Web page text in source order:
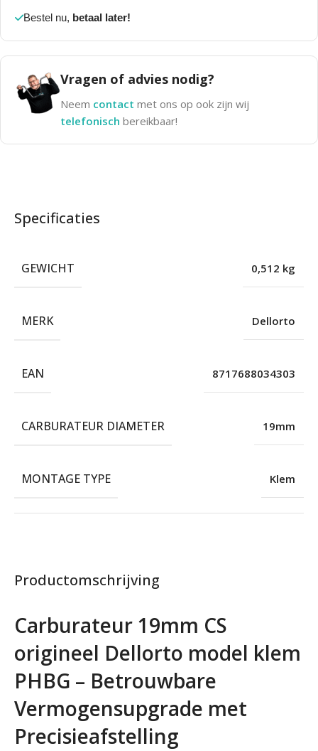
Bestel nu, betaal later!
Vragen of advies nodig?
Neem contact met ons op ook zijn wij
telefonisch bereikbaar!
Productomschrijving
Carburateur 19mm CS
origineel Dellorto model klem
PHBG – Betrouwbare
Vermogensupgrade met
Precisieafstelling
Specificaties
GEWICHT 0,512 kg
MERK Dellorto
EAN 8717688034303
CARBURATEUR DIAMETER 19mm
MONTAGE TYPE Klem